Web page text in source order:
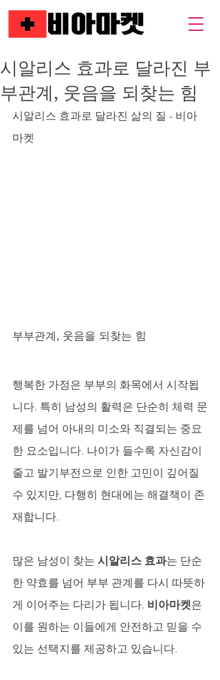
시알리스 효과로 달라진 부
부관계, 웃음을 되찾는 힘
시알리스 효과로 달라진 삶의 질 - 비아
마켓
부부관계, 웃음을 되찾는 힘
행복한 가정은 부부의 화목에서 시작됩
니다. 특히 남성의 활력은 단순히 체력 문
제를 넘어 아내의 미소와 직결되는 중요
한 요소입니다. 나이가 들수록 자신감이
줄고 발기부전으로 인한 고민이 깊어질
수 있지만, 다행히 현대에는 해결책이 존
재합니다.
많은 남성이 찾는 시알리스 효과는 단순
한 약효를 넘어 부부 관계를 다시 따뜻하
게 이어주는 다리가 됩니다. 비아마켓은
이를 원하는 이들에게 안전하고 믿을 수
있는 선택지를 제공하고 있습니다.